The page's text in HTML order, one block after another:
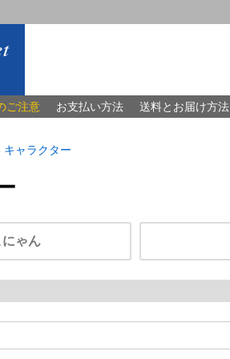
ご注意 お支払い方法 送料とお届け方法
キャラクター
にゃん